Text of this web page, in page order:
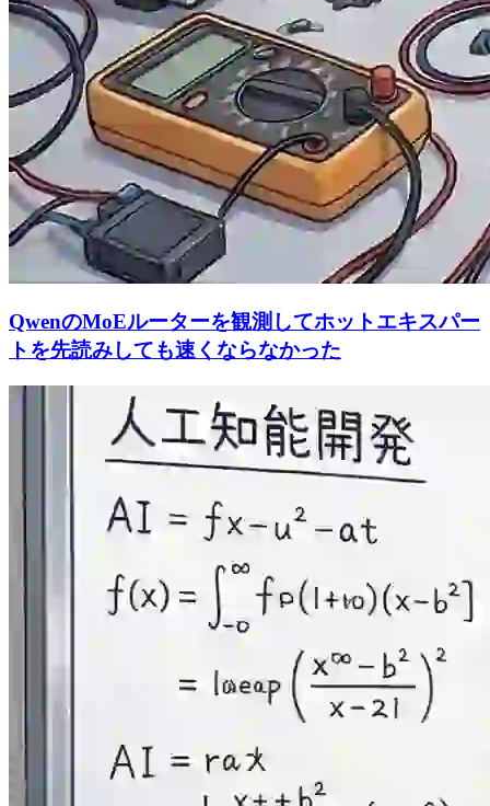
QwenのMoEルーターを観測してホットエキスパー
トを先読みしても速くならなかった